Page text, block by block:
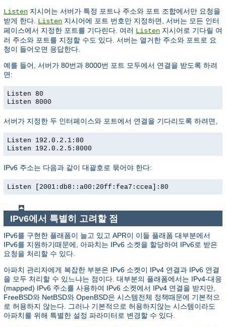
Listen 지시어는 서버가 특정 포트나 주소와 포트 조합에서만 요청을
받게 한다. Listen 지시어에 포트 번호만 지정하면, 서버는 모든 인터
페이스에서 지정한 포트를 기다린다. 여러 Listen 지시어로 기다릴 여
러 주소와 포트를 지정할 수도 있다. 서버는 열거한 주소와 포트로 요
청이 들어오면 응답한다.
예를 들어, 서버가 80번과 8000번 포트 모두에서 연결을 받도록 하려
면:
Listen 80
Listen 8000
서버가 지정한 두 인터페이스와 포트에서 연결을 기다리도록 하려면,
Listen 192.0.2.1:80
Listen 192.0.2.5:8000
IPv6 주소는 다음과 같이 대괄호로 묶어야 한다:
Listen [2001:db8::a00:20ff:fea7:ccea]:80
IPv6에서 특별히 고려할 점
IPv6를 구현한 플래폼이 늘고 있고 APR이 이들 플래폼 대부분에서
IPv6를 지원하기때문에, 아파치는 IPv6 소켓을 할당하여 IPv6로 받은
요청을 처리할 수 있다.
아파치 관리자에게 복잡한 부분은 IPv6 소켓이 IPv4 연결과 IPv6 연결
을 모두 처리할 수 있느냐는 점이다. 대부분의 플래폼에서는 IPv4-대응
(mapped) IPv6 주소를 사용하여 IPv6 소켓에서 IPv4 연결을 받지만,
FreeBSD와 NetBSD와 OpenBSD은 시스템전체 정책때문에 기본적으
로 허용하지 않는다. 그러나 기본적으로 허용하지않는 시스템이라도
아파치를 위해 특별한 설정 파라미터로 변경할 수 있다.